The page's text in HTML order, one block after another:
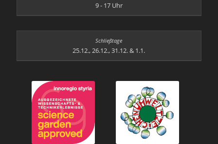
9 - 17 Uhr
25.12., 26.12., 31.12. & 1.1.